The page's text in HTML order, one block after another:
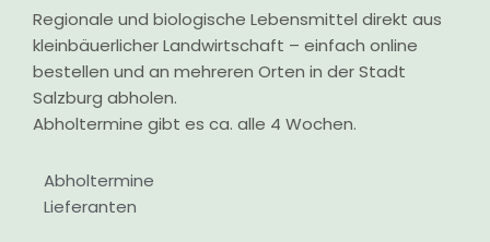
Regionale und biologische Lebensmittel direkt aus
kleinbäuerlicher Landwirtschaft – einfach online
bestellen und an mehreren Orten in der Stadt
Salzburg abholen.
Abholtermine gibt es ca. alle 4 Wochen.
Abholtermine
Lieferanten